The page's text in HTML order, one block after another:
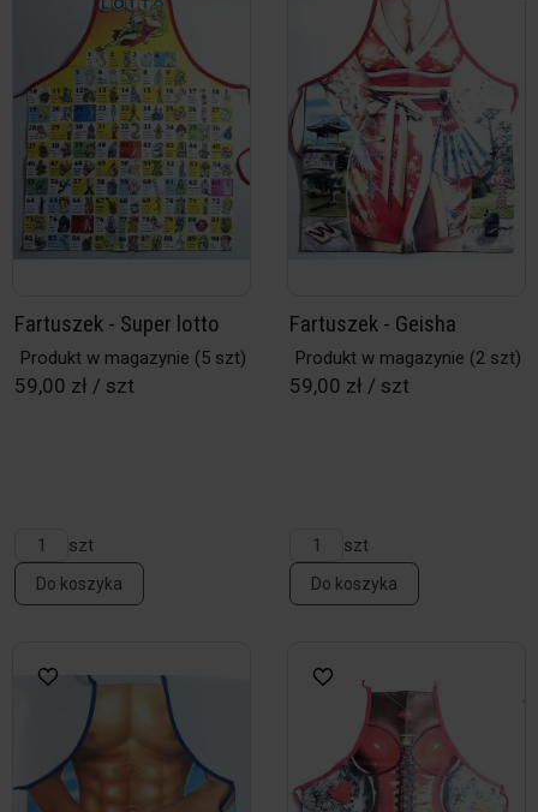
Fartuszek - Super lotto
Produkt w magazynie (5 szt)
59,00 zł / szt
szt
Do koszyka
Fartuszek - Geisha
Produkt w magazynie (2 szt)
59,00 zł / szt
szt
Do koszyka